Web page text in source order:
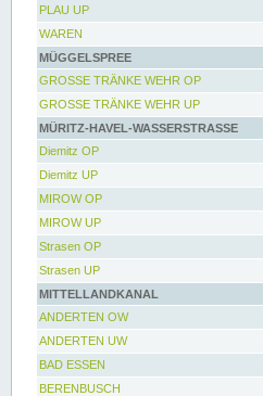
PLAU UP
WAREN
MÜGGELSPREE
GROSSE TRÄNKE WEHR OP
GROSSE TRÄNKE WEHR UP
MÜRITZ-HAVEL-WASSERSTRASSE
Diemitz OP
Diemitz UP
MIROW OP
MIROW UP
Strasen OP
Strasen UP
MITTELLANDKANAL
ANDERTEN OW
ANDERTEN UW
BAD ESSEN
BERENBUSCH